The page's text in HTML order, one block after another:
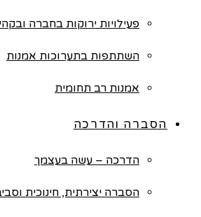
פעילויות ירוקות בחברה
השתתפות בתערוכות אמנות
אמנות רב תחומית
הסברה והדרכה
הדרכה – עשה בעצמך
הסברה יצירתית, חינוכית